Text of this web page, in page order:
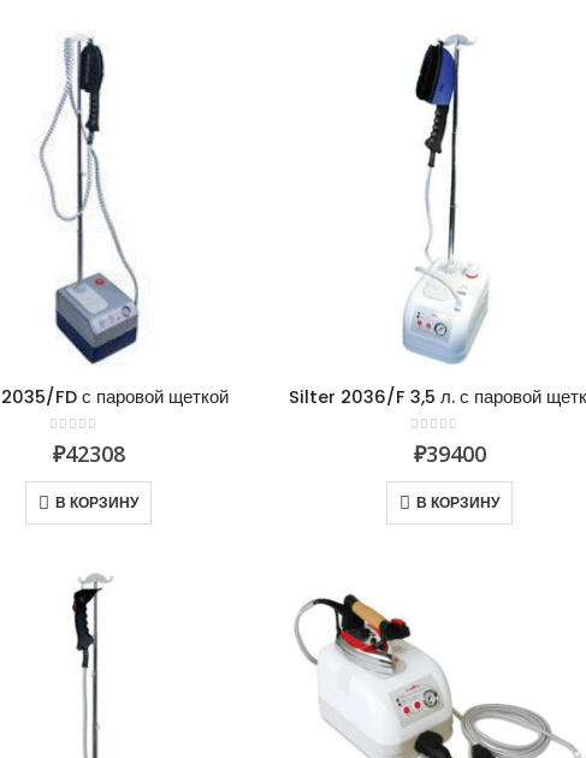
FD с паровой щеткой
0из 5
₽42308
В КОРЗИНУ
Silter 2036/F 3,5 л. с паровой
0из 5
₽39400
В КОРЗИНУ